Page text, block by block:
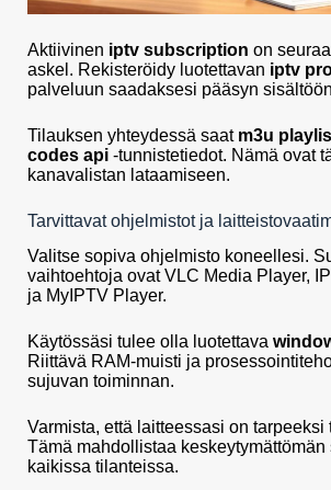
Aktiivinen iptv subscription on
askel. Rekisteröidy luotettavan iptv
palveluun saadaksesi pääsyn
Tilauksen yhteydessä saat m3u
codes api -tunnistetiedot. Nämä ovat
kanavalistan lataamiseen.
Tarvittavat ohjelmistot ja
Valitse sopiva ohjelmisto koneellesi.
vaihtoehtoja ovat VLC Media Player,
ja MyIPTV Player.
Käytössäsi tulee olla luotettava
Riittävä RAM-muisti ja
sujuvan toiminnan.
Varmista, että laitteessasi on tarpeeksi
Tämä mahdollistaa keskeytymättömän
kaikissa tilanteissa.